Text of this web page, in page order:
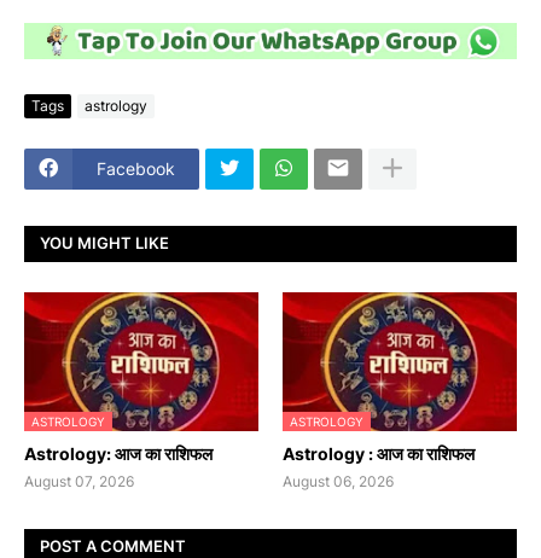
Tags astrology
Facebook
YOU MIGHT LIKE
ASTROLOGY
Astrology: आज का राशिफल
August 07, 2026
ASTROLOGY
Astrology : आज का राशिफल
August 06, 2026
POST A COMMENT